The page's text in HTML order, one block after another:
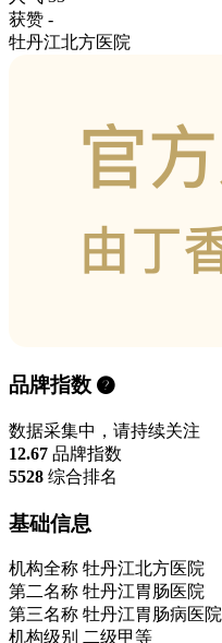
获赞 -
牡丹江北方医院
品牌指数
数据采集中，请持续关注
12.67 品牌指数
5528 综合排名
基础信息
机构全称 牡丹江北方医院
第二名称 牡丹江胃肠医院
第三名称 牡丹江胃肠病医院
机构级别 二级甲等